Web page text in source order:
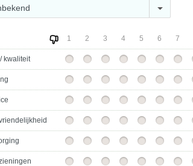
1 2 3 4 5 6 7
kwaliteit